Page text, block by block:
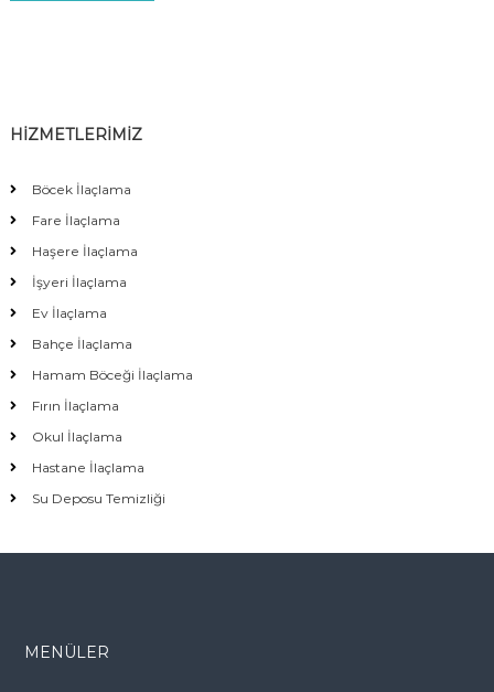
HİZMETLERİMİZ
Böcek İlaçlama
Fare İlaçlama
Haşere İlaçlama
İşyeri İlaçlama
Ev İlaçlama
Bahçe İlaçlama
Hamam Böceği İlaçlama
Fırın İlaçlama
Okul İlaçlama
Hastane İlaçlama
Su Deposu Temizliği
MENÜLER